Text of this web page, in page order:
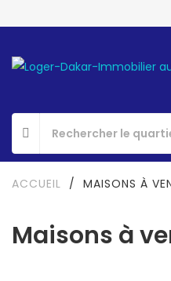
Maisons à
ACCUEIL / MAISONS À